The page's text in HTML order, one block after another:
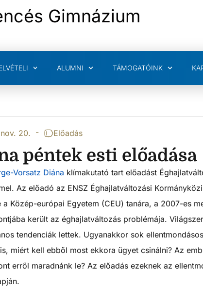
Gimnázium
ALUMNI TÁMOGATÓINK
20. - Előadás
péntek esti előadása
Vorsatz Diána klímakutató tart előadást
Az előadó az ENSZ Éghajlatváltozási
Közép-európai Egyetem (CEU) tanára, a 2007-es
került az éghajlatváltozás problémája.
tendenciák lettek. Ugyanakkor sok
miért kell ebből most ekkora ügyet csinálni? Az
erről maradnánk le? Az előadás ezeknek az